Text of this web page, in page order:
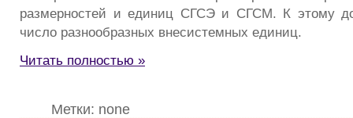
размерностей и единиц СГСЭ и СГСМ. К этому
число разнообразных внесистемных единиц.
Читать полностью »
Метки: none